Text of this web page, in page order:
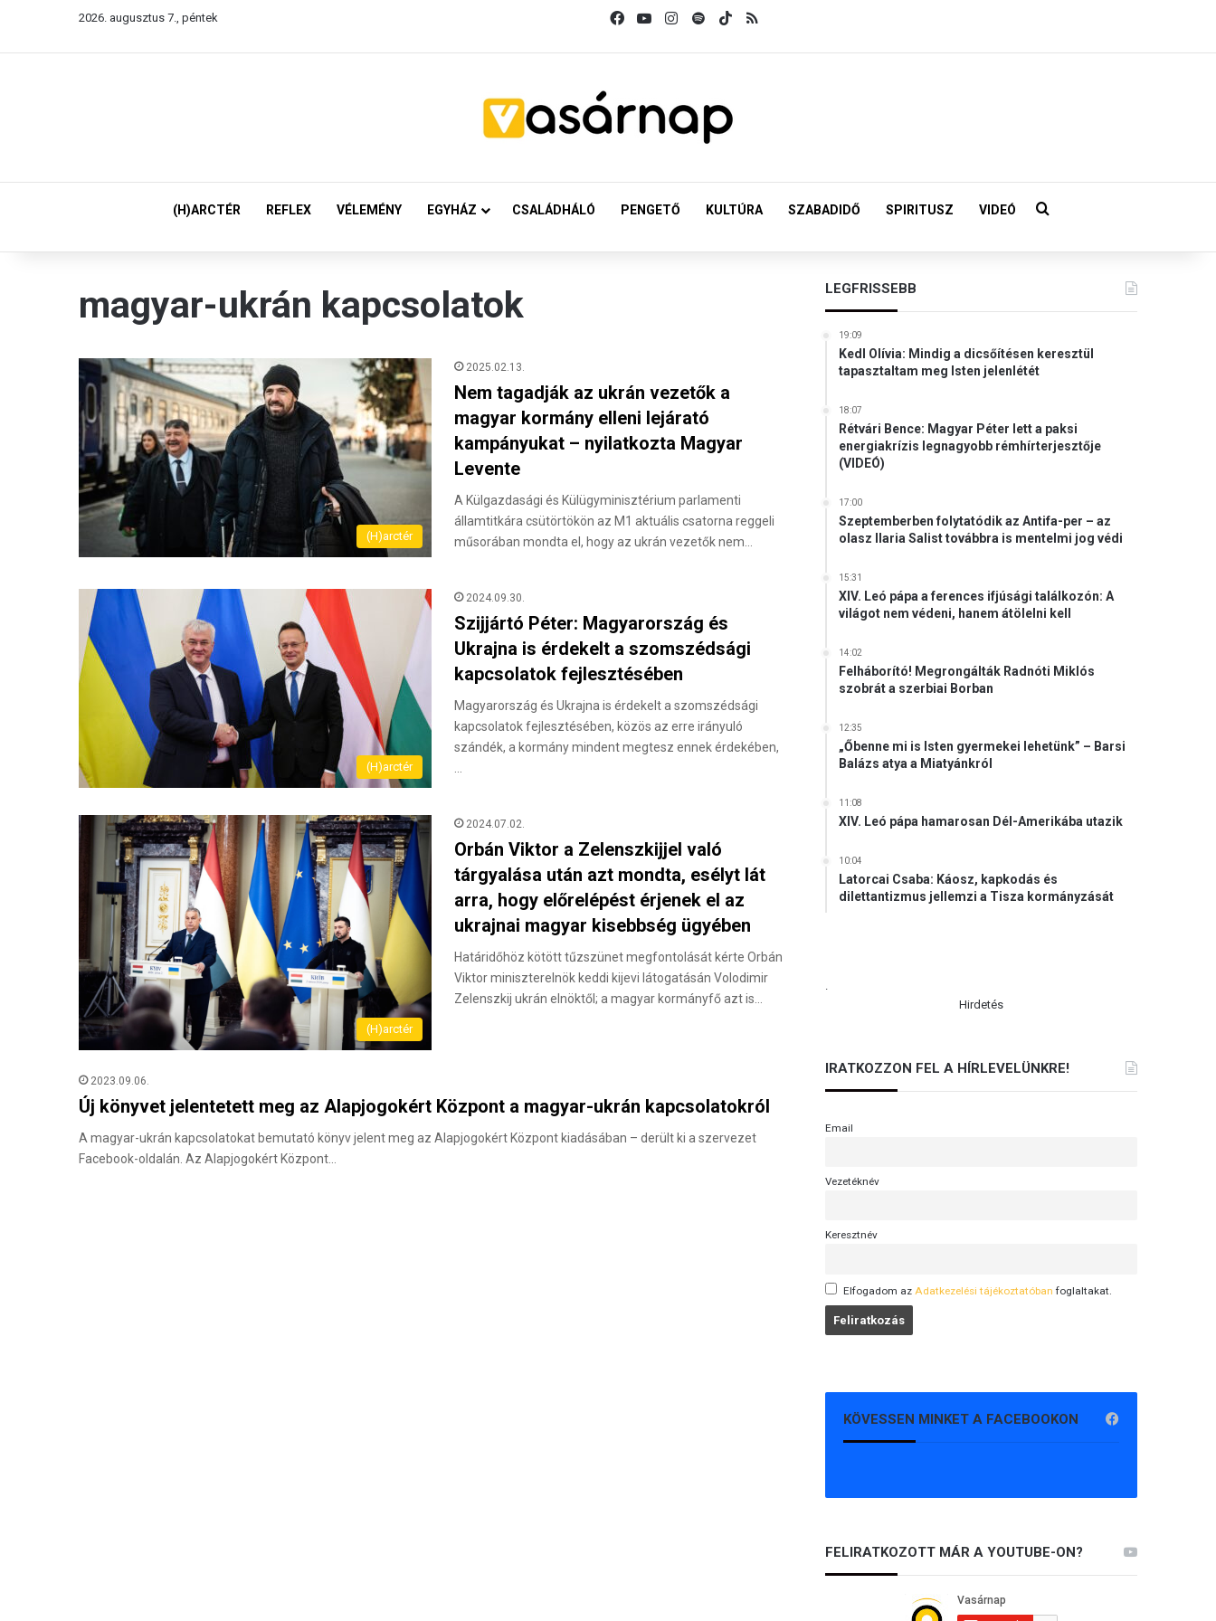
2026. augusztus 7., péntek FacebookYouTubeInstagram
SpotifyTikTok
(H)ARCTÉR REFLEX VÉLEMÉNY EGYHÁZ CSALÁDHÁLÓ PENGETŐ KULTÚRA SZABADIDŐ SPIRITUSZ VIDEÓ Keresés:
magyar-ukrán kapcsolatok
(H)arctér
2025.02.13.
Nem tagadják az ukrán vezetők a
magyar kormány elleni lejárató
kampányukat – nyilatkozta Magyar
Levente
A Külgazdasági és Külügyminisztérium parlamenti
államtitkára csütörtökön az M1 aktuális csatorna reggeli
műsorában mondta el, hogy az ukrán vezetők nem…
(H)arctér
2024.09.30.
Szijjártó Péter: Magyarország és
Ukrajna is érdekelt a szomszédsági
kapcsolatok fejlesztésében
Magyarország és Ukrajna is érdekelt a szomszédsági
kapcsolatok fejlesztésében, közös az erre irányuló
szándék, a kormány mindent megtesz ennek érdekében,
(H)arctér
2024.07.02.
Orbán Viktor a Zelenszkijjel való
tárgyalása után azt mondta, esélyt lát
arra, hogy előrelépést érjenek el az
ukrajnai magyar kisebbség ügyében
Határidőhöz kötött tűzszünet megfontolását kérte Orbán
Viktor miniszterelnök keddi kijevi látogatásán Volodimir
Zelenszkij ukrán elnöktől; a magyar kormányfő azt is…
2023.09.06.
Új könyvet jelentetett meg az Alapjogokért Központ a magyar-ukrán kapcsolatokról
A magyar-ukrán kapcsolatokat bemutató könyv jelent meg az Alapjogokért Központ kiadásában – derült ki a szervezet
Facebook-oldalán. Az Alapjogokért Központ…
LEGFRISSEBB
19:09
Kedl Olívia: Mindig a dicsőítésen keresztül
tapasztaltam meg Isten jelenlétét
18:07
Rétvári Bence: Magyar Péter lett a paksi
energiakrízis legnagyobb rémhírterjesztője
(VIDEÓ)
17:00
Szeptemberben folytatódik az Antifa-per – az
olasz Ilaria Salist továbbra is mentelmi jog védi
15:31
XIV. Leó pápa a ferences ifjúsági találkozón: A
világot nem védeni, hanem átölelni kell
14:02
Felháborító! Megrongálták Radnóti Miklós
szobrát a szerbiai Borban
12:35
„Őbenne mi is Isten gyermekei lehetünk” – Barsi
Balázs atya a Miatyánkról
11:08
XIV. Leó pápa hamarosan Dél-Amerikába utazik
10:04
Latorcai Csaba: Káosz, kapkodás és
dilettantizmus jellemzi a Tisza kormányzását
.
Hirdetés
IRATKOZZON FEL A HÍRLEVELÜNKRE!
Email
Vezetéknév
Keresztnév
Elfogadom az Adatkezelési tájékoztatóban foglaltakat.
KÖVESSEN MINKET A FACEBOOKON
FELIRATKOZOTT MÁR A YOUTUBE-ON?